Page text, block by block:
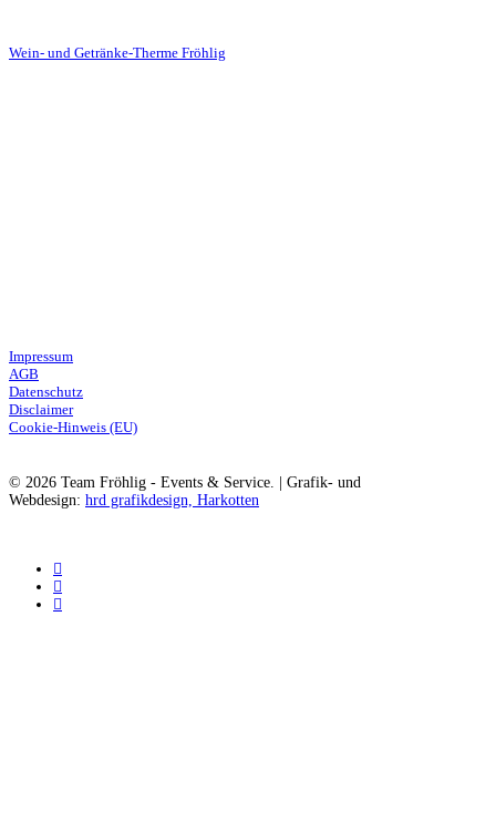
Wein- und Getränke-Therme Fröhlig
Impressum
AGB
Datenschutz
Disclaimer
Cookie-Hinweis (EU)
© 2026 Team Fröhlig - Events & Service. | Grafik- und
Webdesign: hrd grafikdesign, Harkotten
instagram
phone
email